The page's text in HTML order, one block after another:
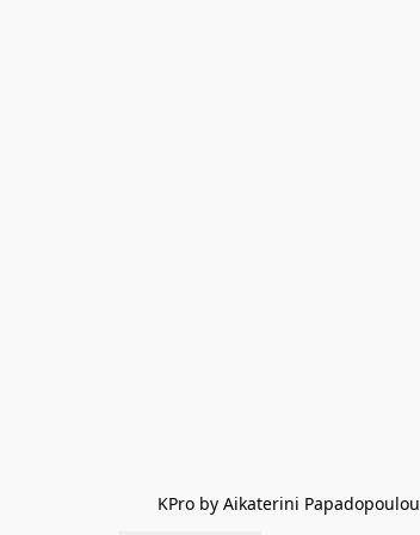
KPro by Aikaterini Papadopoulou